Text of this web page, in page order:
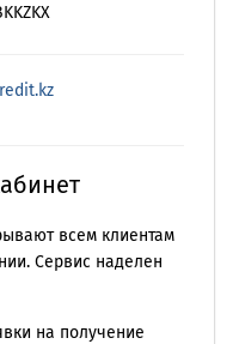
всем клиентам
Сервис наделен
на получение